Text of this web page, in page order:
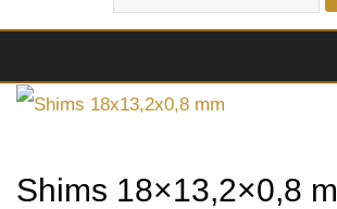
Shims 18×13,2×0,8